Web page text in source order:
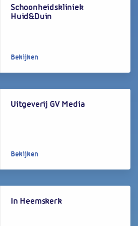
Schoonheidskliniek
Huid&Duin
Bekijken
Uitgeverij GV Media
Bekijken
In Heemskerk